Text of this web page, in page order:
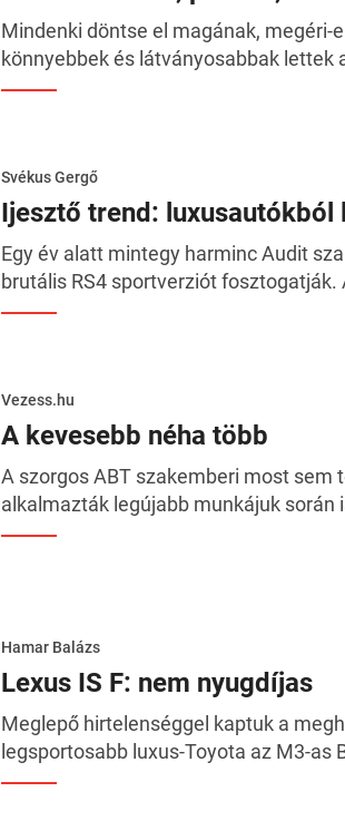
Mindenki döntse el magának, megéri-
könnyebbek és látványosabbak lettek
Svékus Gergő
Ijesztő trend: luxusautókból
Egy év alatt mintegy harminc Audit
brutális RS4 sportverziót fosztogatják.
Vezess.hu
A kevesebb néha több
A szorgos ABT szakemberi most
alkalmazták legújabb munkájuk során
Hamar Balázs
Lexus IS F: nem nyugdíjas
Meglepő hirtelenséggel kaptuk a
legsportosabb luxus-Toyota az M3-as